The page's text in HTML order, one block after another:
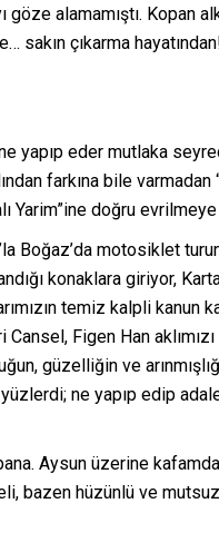
alamamıştı. Kopan
sakın çıkarma
yapıp eder mutlaka
farkına bile varmadan
Yarim”ine doğru
Boğaz’da motosiklet
konaklara giriyor,
temiz kalpli kanun
Figen Han aklımızı
güzelliğin ve
ne yapıp edip
Aysun üzerine
bazen hüzünlü ve